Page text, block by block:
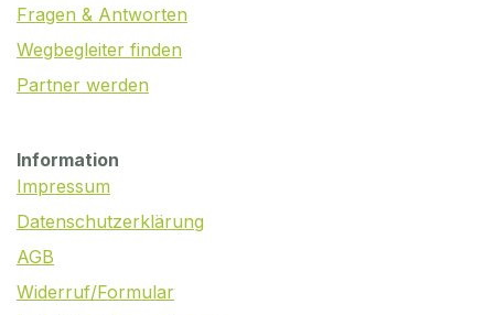
Fragen & Antworten
Wegbegleiter finden
Partner werden
Information
Impressum
Datenschutzerklärung
AGB
Widerruf/Formular